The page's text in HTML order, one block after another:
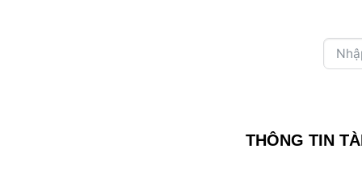
Trung Tâm Ý – MAXIM’S –
THÔNG TIN